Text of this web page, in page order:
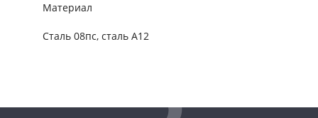
Материал
Сталь 08пс, сталь А12